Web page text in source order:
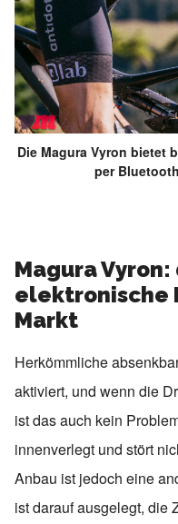
Die Magura Vyron bietet
per
Magura
elektronische
Markt
Herkömmliche
aktiviert, und wenn die
ist das auch kein
innenverlegt und stört
Anbau ist jedoch eine
ist darauf ausgelegt, die